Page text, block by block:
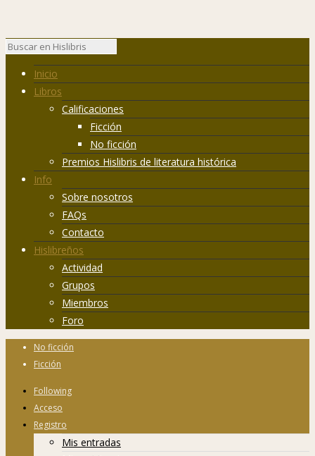
Inicio
Libros
Calificaciones
Ficción
No ficción
Premios Hislibris de literatura histórica
Info
Sobre nosotros
FAQs
Contacto
Hislibreños
Actividad
Grupos
Miembros
Foro
No ficción
Ficción
Following
Acceso
Registro
Mis entradas